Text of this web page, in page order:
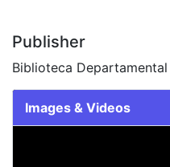
Publisher
Biblioteca
Images & Videos